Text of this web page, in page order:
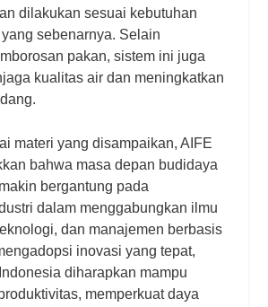
dilakukan sesuai kebutuhan
sebenarnya. Selain
pakan, sistem ini juga
kualitas air dan meningkatkan
materi yang disampaikan, AIFE
bahwa masa depan budidaya
bergantung pada
dalam menggabungkan ilmu
dan manajemen berbasis
inovasi yang tepat,
diharapkan mampu
memperkuat daya